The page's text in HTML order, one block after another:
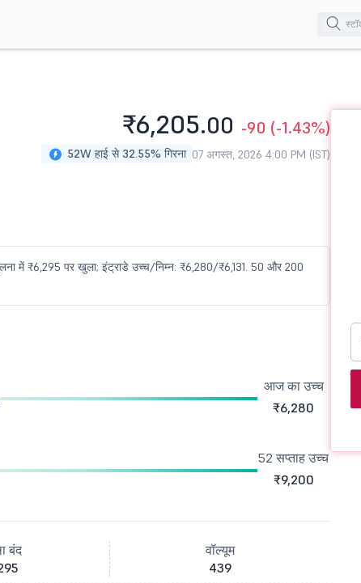
₹6,205.00 -90 (-1.43%)
52W हाई से 32.55% गिरना 07 अगस्त, 2026 4:00 PM (IST)
में ₹6,295 पर खुला; इंट्राडे उच्च/निम्न: ₹6,280/₹6,131. 50 और 200
आज का उच्च
₹6,280
52 सप्ताह उच्च
₹9,200
बंद
वॉल्यूम
439